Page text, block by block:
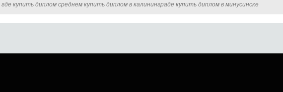
где купить диплом среднем купить диплом в калининграде купить диплом в минусинске